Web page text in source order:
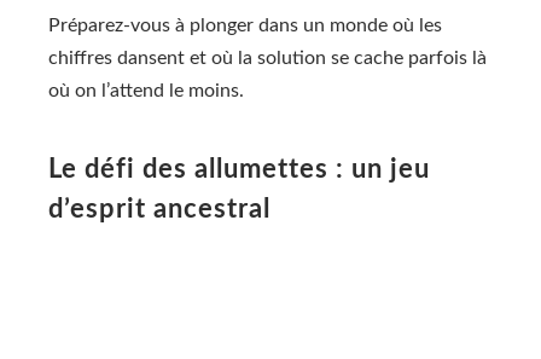
Préparez-vous à plonger dans un monde où les
chiffres dansent et où la solution se cache parfois là
où on l’attend le moins.
Le défi des allumettes : un jeu
d’esprit ancestral